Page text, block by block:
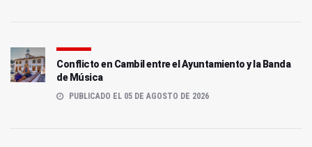
Conflicto en Cambil entre el Ayuntamiento y la Banda
de Música
PUBLICADO EL 05 DE AGOSTO DE 2026